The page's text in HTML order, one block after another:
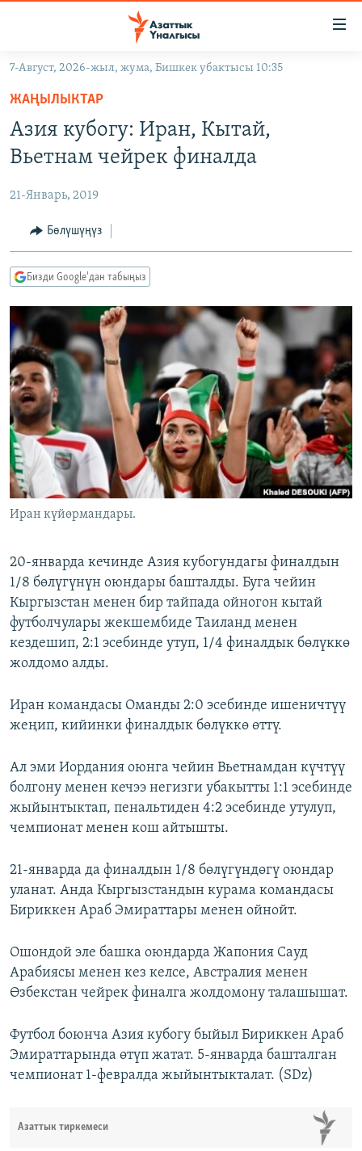
Навигацияга
өтүңүз
Издөөгө
салыңыз
КЫРГЫЗСТАН
КЫРГЫЗСТАН
ЭКОНОМИКА
МАДАНИЯТ
БОРБОР АЗИЯ
АТАЙЫН ИЛИКТӨӨ
ТВ ПРОГРАММАЛАР
ЭКСПЕРТТЕР ТАЛДАЙТ
БИЗ ЖАНА ДҮЙНӨ
ДАНИСТЕ
ЭЖЕ-СИҢДИЛЕР
АЗАТТЫК+
ЫҢГАЙСЫЗ СУРООЛОР
ӨЗГӨЧӨ ПИКИР
Русский
ОНЛАЙН ШЕРИНЕ
ЭЕ/АРнун бардык сайттары
7-Август, 2026-жыл, жума, Бишкек убактысы 10:35
ЖАҢЫЛЫКТАР
Азия кубогу: Иран, Кытай,
Вьетнам чейрек финалда
21-Январь, 2019
Бөлүшүңүз
Бизди Google'дан табыңыз
Иран күйөрмандары.
20-январда кечинде Азия кубогундагы финалдын
1/8 бөлүгүнүн оюндары башталды. Буга чейин
Кыргызстан менен бир тайпада ойногон кытай
футболчулары жекшембиде Таиланд менен
кездешип, 2:1 эсебинде утуп, 1/4 финалдык бөлүккө
жолдомо алды.
Иран командасы Оманды 2:0 эсебинде ишеничтүү
жеңип, кийинки финалдык бөлүккө өттү.
Ал эми Иордания оюнга чейин Вьетнамдан күчтүү
болгону менен кечээ негизги убакытты 1:1 эсебинде
жыйынтыктап, пенальтиден 4:2 эсебинде утулуп,
чемпионат менен кош айтышты.
21-январда да финалдын 1/8 бөлүгүндөгү оюндар
уланат. Анда Кыргызстандын курама командасы
Бириккен Араб Эмираттары менен ойнойт.
Ошондой эле башка оюндарда Жапония Сауд
Арабиясы менен кез келсе, Австралия менен
Өзбекстан чейрек финалга жолдомону талашышат.
Футбол боюнча Азия кубогу быйыл Бириккен Араб
Эмираттарында өтүп жатат. 5-январда башталган
чемпионат 1-февралда жыйынтыкталат. (SDz)
Азаттык тиркемеси